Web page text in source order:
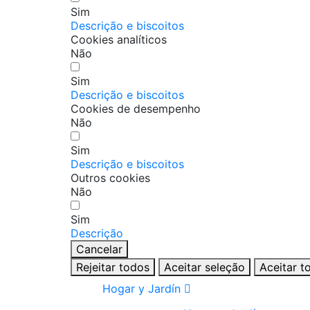
Sim
Descrição e biscoitos
Cookies analíticos
Não
Sim
Descrição e biscoitos
Cookies de desempenho
Não
Sim
Descrição e biscoitos
Outros cookies
Não
Sim
Descrição
Cancelar
Rejeitar todos
Aceitar seleção
Aceitar
Hogar y Jardín